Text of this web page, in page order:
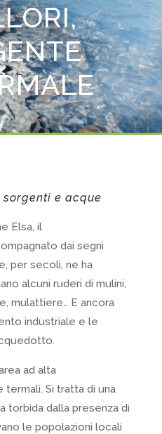
e acque
Elsa, il
dai segni
per secoli, ne ha
alcuni ruderi di mulini,
mulattiere… E ancora
industriale e le
ad alta
Si tratta di una
torbida dalla presenza di
le popolazioni locali